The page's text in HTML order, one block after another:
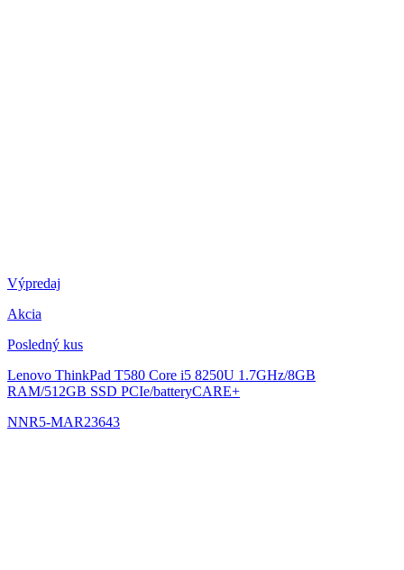
Výpredaj
Akcia
Posledný kus
Lenovo ThinkPad T580 Core i5 8250U 1.7GHz/8GB
RAM/512GB SSD PCIe/batteryCARE+
NNR5-MAR23643